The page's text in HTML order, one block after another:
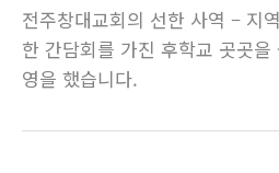
전주창대교회의 선한 사역 – 지
한 간담회를 가진 후학교 곳곳
영을 했습니다.